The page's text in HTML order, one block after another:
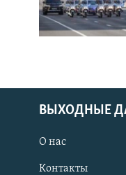
ВЫХОДНЫЕ
О нас
Контакты